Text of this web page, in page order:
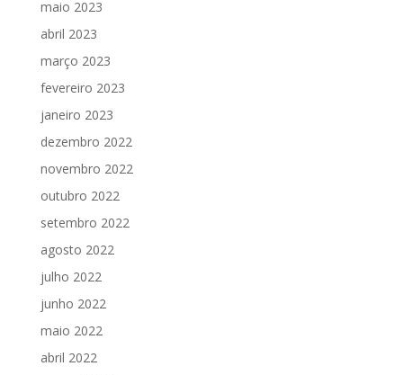
maio 2023
abril 2023
março 2023
fevereiro 2023
janeiro 2023
dezembro 2022
novembro 2022
outubro 2022
setembro 2022
agosto 2022
julho 2022
junho 2022
maio 2022
abril 2022